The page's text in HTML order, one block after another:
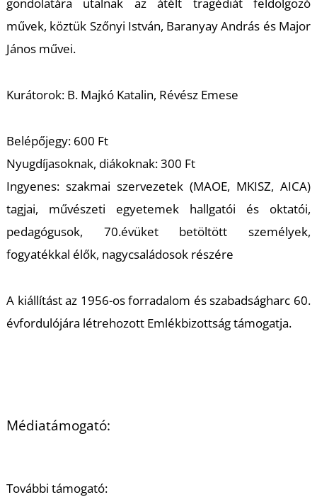
gondolatára utalnak az átélt tragédiát feldolgozó
művek, köztük Szőnyi István, Baranyay András és Major
János művei.
Kurátorok: B. Majkó Katalin, Révész Emese
Belépőjegy: 600 Ft
Nyugdíjasoknak, diákoknak: 300 Ft
Ingyenes: szakmai szervezetek (MAOE, MKISZ, AICA)
tagjai, művészeti egyetemek hallgatói és oktatói,
pedagógusok, 70.évüket betöltött személyek,
fogyatékkal élők, nagycsaládosok részére
A kiállítást az 1956-os forradalom és szabadságharc 60.
évfordulójára létrehozott Emlékbizottság támogatja.
Médiatámogató:
További támogató: